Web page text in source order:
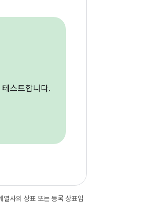
스트합니다.
사의 상표 또는 등록 상표입